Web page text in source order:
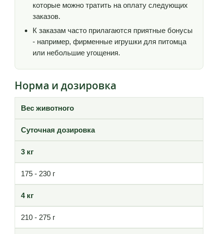
которые можно тратить на оплату следующих
заказов.
К заказам часто прилагаются приятные бонусы
- например, фирменные игрушки для питомца
или небольшие угощения.
Норма и дозировка
Вес животного
Суточная дозировка
3 кг
175 - 230 г
4 кг
210 - 275 г